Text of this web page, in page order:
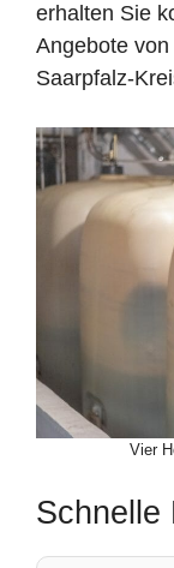
erhalten Sie
Angebote
Saarpfalz-
Vier
Schnelle